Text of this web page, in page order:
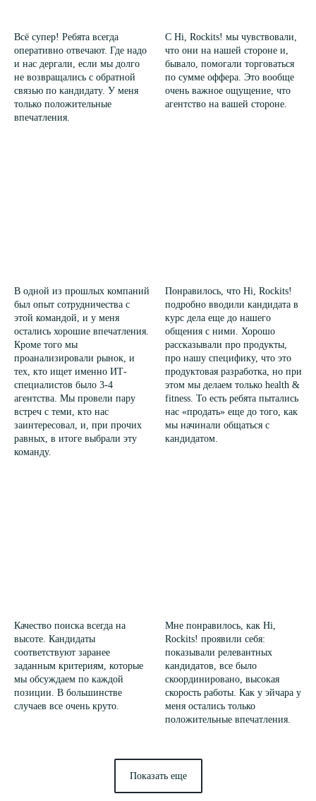
Всё супер! Ребята всегда
оперативно отвечают. Где надо
и нас дергали, если мы долго
не возвращались с обратной
связью по кандидату. У меня
только положительные
впечатления.
С Hi, Rockits! мы чувствовали,
что они на нашей стороне и,
бывало, помогали торговаться
по сумме оффера. Это вообще
очень важное ощущение, что
агентство на вашей стороне.
В одной из прошлых компаний
был опыт сотрудничества с
этой командой, и у меня
остались хорошие впечатления.
Кроме того мы
проанализировали рынок, и
тех, кто ищет именно ИТ-
специалистов было 3-4
агентства. Мы провели пару
встреч с теми, кто нас
заинтересовал, и, при прочих
равных, в итоге выбрали эту
команду.
Понравилось, что Hi, Rockits!
подробно вводили кандидата в
курс дела еще до нашего
общения с ними. Хорошо
рассказывали про продукты,
про нашу специфику, что это
продуктовая разработка, но при
этом мы делаем только health &
fitness. То есть ребята пытались
нас «продать» еще до того, как
мы начинали общаться с
кандидатом.
Качество поиска всегда на
высоте. Кандидаты
соответствуют заранее
заданным критериям, которые
мы обсуждаем по каждой
позиции. В большинстве
случаев все очень круто.
Мне понравилось, как Hi,
Rockits! проявили себя:
показывали релевантных
кандидатов, все было
скоординировано, высокая
скорость работы. Как у эйчара у
меня остались только
положительные впечатления.
Показать еще